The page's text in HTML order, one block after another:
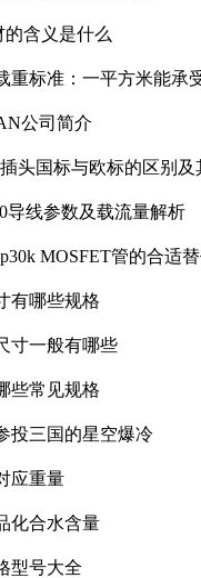
的含义是什么
重标准：一平方米能承
公司简介
头国标与欧标的区别
导线参数及载流量解析
MOSFET管的合适
有哪些规格
寸一般有哪些
些常见规格
投三国的星空爆冷
应重量
化合水含量
型号大全